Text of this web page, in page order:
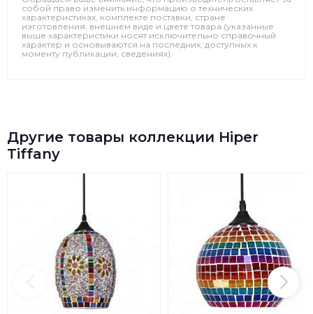
собой право изменить информацию о технических
характеристиках, комплекте поставки, стране
изготовления, внешнем виде и цвете товара (указанные
выше характеристики носят исключительно справочный
характер и основываются на последних, доступных к
моменту публикации, сведениях).
Другие товары коллекции Hiper
Tiffany